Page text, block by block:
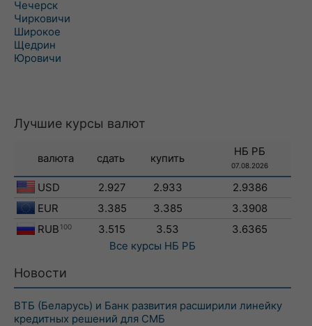
Чечерск
Чирковичи
Широкое
Щедрин
Юровичи
Лучшие курсы валют
валюта сдать купить
НБ РБ
07.08.2026
USD 2.927 2.933
2.9386
EUR
3.385 3.385
3.3908
RUB 100 3.515 3.53
3.6365
Все курсы НБ РБ
Новости
ВТБ (Беларусь) и Банк развития расширили линейку
кредитных решений для СМБ